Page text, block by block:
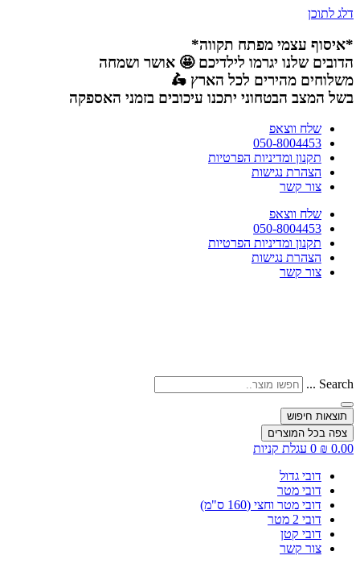
דלג לתוכן
*איסוף עצמי מפתח תקווה*
הדובים שלנו יגרמו לילדיכם 🤩 אושר ושמחה
משלוחים מהירים לכל הארץ 🛵
בשל המצב הבטחוני יתכנו עיכובים בזמני האספקה
שלח ווצאפ
050-8004453
תקנון ומדיניות הפרטיות
הצהרת נגישות
צור קשר
שלח ווצאפ
050-8004453
תקנון ומדיניות הפרטיות
הצהרת נגישות
צור קשר
Search ...
תוצאות חיפוש
צפה בכל המוצרים
₪ 0.00
0 עגלת קניות
דובי גדול
דובי מטר
דובי מטר וחצי (160 ס"מ)
דובי 2 מטר
דובי קטן
צור קשר